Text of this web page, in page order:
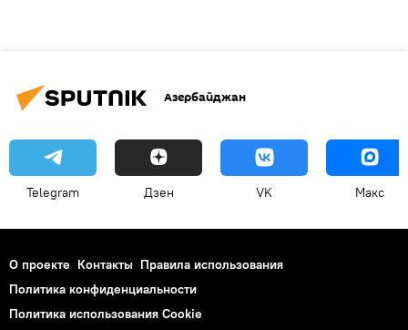
Азербайджан
Telegram Дзен VK Макс
О проекте Контакты Правила использования
Политика конфиденциальности
Политика использования Cookie